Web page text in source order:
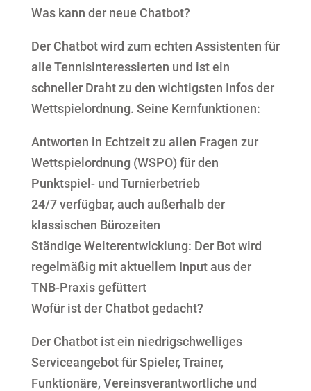
Was kann der neue Chatbot?
Der Chatbot wird zum echten Assistenten für
alle Tennisinteressierten und ist ein
schneller Draht zu den wichtigsten Infos der
Wettspielordnung. Seine Kernfunktionen:
Antworten in Echtzeit zu allen Fragen zur
Wettspielordnung (WSPO) für den
Punktspiel- und Turnierbetrieb
24/7 verfügbar, auch außerhalb der
klassischen Bürozeiten
Ständige Weiterentwicklung: Der Bot wird
regelmäßig mit aktuellem Input aus der
TNB-Praxis gefüttert
Wofür ist der Chatbot gedacht?
Der Chatbot ist ein niedrigschwelliges
Serviceangebot für Spieler, Trainer,
Funktionäre, Vereinsverantwortliche und